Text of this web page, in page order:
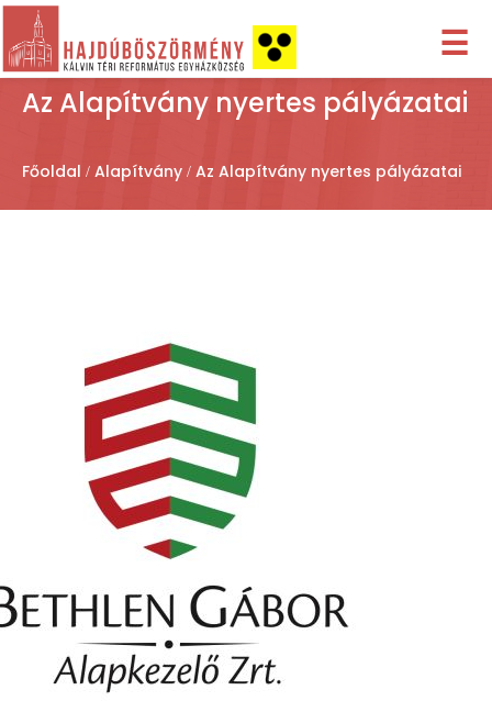
☰
Az Alapítvány nyertes pályázatai
Főoldal Alapítvány Az Alapítvány nyertes pályázatai